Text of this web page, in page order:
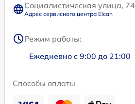
Социалистическая улица, 74
Адрес сервисного центра Elcan
Режим работы:
Ежедневно с 9:00 до 21:00
Способы оплаты